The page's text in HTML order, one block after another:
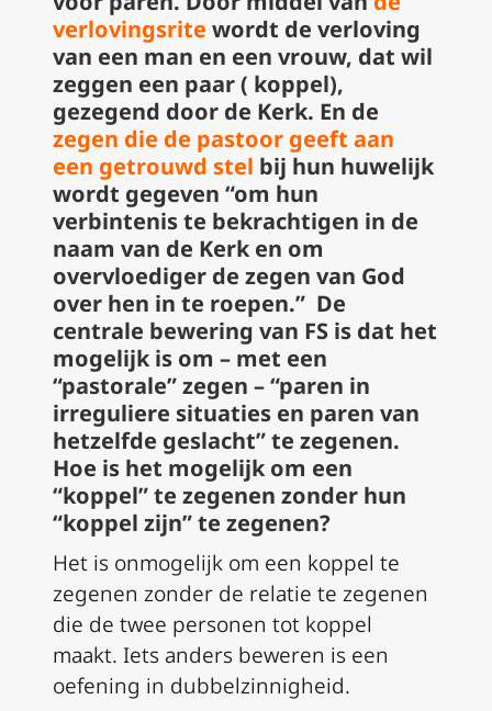
verlovingsrite wordt de verloving
van een man en een vrouw, dat wil
zeggen een paar ( koppel),
gezegend door de Kerk. En de
zegen die de pastoor geeft aan
een getrouwd stel bij hun huwelijk
wordt gegeven “om hun
verbintenis te bekrachtigen in de
naam van de Kerk en om
overvloediger de zegen van God
over hen in te roepen.” De
centrale bewering van FS is dat het
mogelijk is om – met een
“pastorale” zegen – “paren in
irreguliere situaties en paren van
hetzelfde geslacht” te zegenen.
Hoe is het mogelijk om een
“koppel” te zegenen zonder hun
“koppel zijn” te zegenen?
Het is onmogelijk om een koppel te
zegenen zonder de relatie te zegenen
die de twee personen tot koppel
maakt. Iets anders beweren is een
oefening in dubbelzinnigheid.